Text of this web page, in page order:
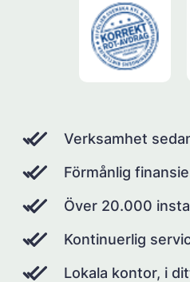
Verksamhet
Förmånlig
Över 20.000
Kontinuerlig
Lokala kontor, i